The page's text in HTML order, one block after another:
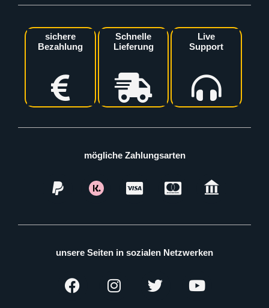
sichere
Bezahlung
Schnelle
Lieferung
Live
Support
mögliche Zahlungsarten
unsere Seiten in sozialen Netzwerken